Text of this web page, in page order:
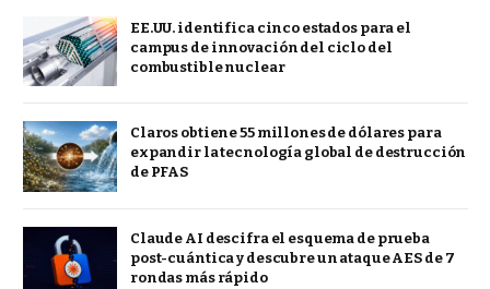
EE.UU. identifica cinco estados para el
campus de innovación del ciclo del
combustible nuclear
Claros obtiene 55 millones de dólares para
expandir la tecnología global de destrucción
de PFAS
Claude AI descifra el esquema de prueba
post-cuántica y descubre un ataque AES de 7
rondas más rápido